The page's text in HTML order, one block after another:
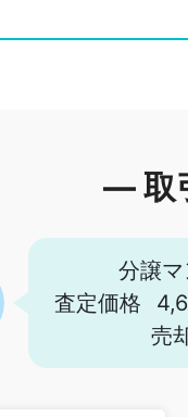
― 取
分譲
査定価格
売